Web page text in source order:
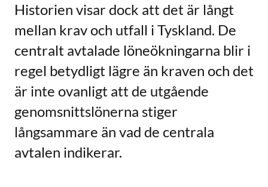
Historien visar dock att det är långt
mellan krav och utfall i Tyskland. De
centralt avtalade löneökningarna blir i
regel betydligt lägre än kraven och det
är inte ovanligt att de utgående
genomsnittslönerna stiger
långsammare än vad de centrala
avtalen indikerar.